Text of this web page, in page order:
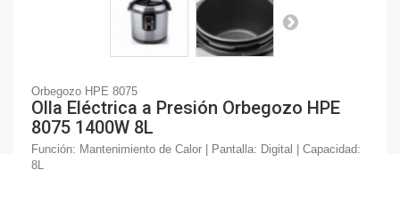
Orbegozo HPE 8075
Olla Eléctrica a Presión Orbegozo HPE
8075 1400W 8L
Función: Mantenimiento de Calor | Pantalla: Digital | Capacidad:
8L